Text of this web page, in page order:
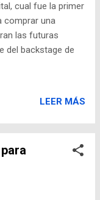
cual fue la primer
comprar una
las futuras
del backstage de
LEER MÁS